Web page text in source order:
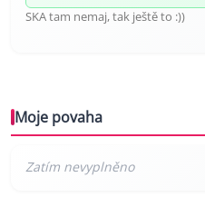
SKA tam nemaj, tak ještě to :))
Moje povaha